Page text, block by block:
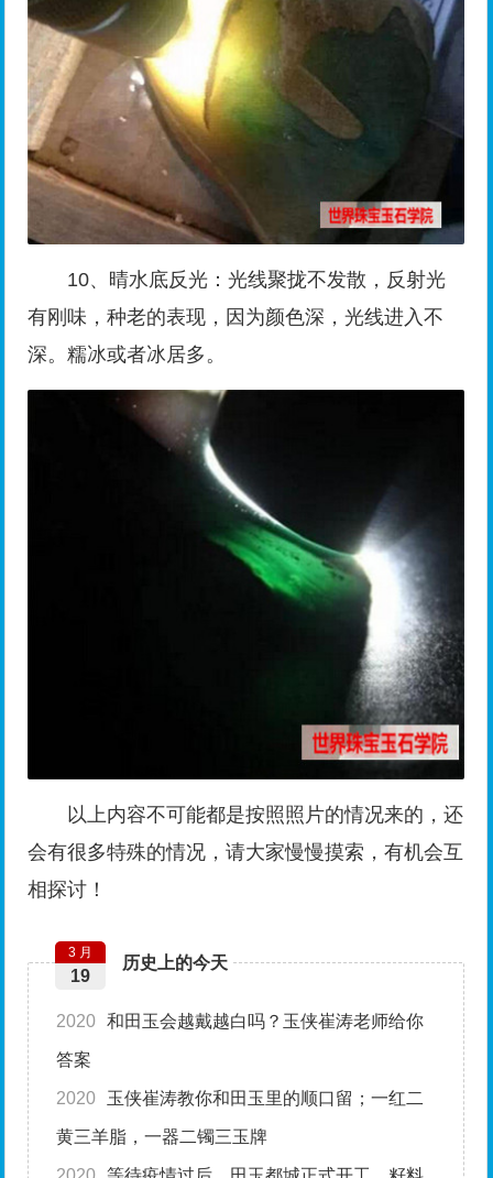
10、晴水底反光：光线聚拢不发散，反射光
有刚味，种老的表现，因为颜色深，光线进入不
深。糯冰或者冰居多。
以上内容不可能都是按照照片的情况来的，还
会有很多特殊的情况，请大家慢慢摸索，有机会互
相探讨！
历史上的今天
3 月
19
2020 和田玉会越戴越白吗？玉侠崔涛老师给你
答案
2020 玉侠崔涛教你和田玉里的顺口留；一红二
黄三羊脂，一器二镯三玉牌